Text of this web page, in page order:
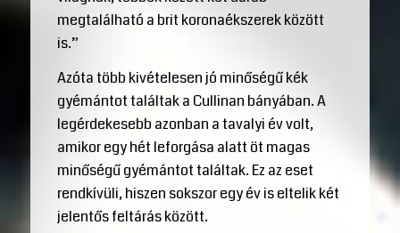
megtalálható a brit koronaékszerek között
is.”
Azóta több kivételesen jó minőségű kék
gyémántot találtak a Cullinan bányában. A
legérdekesebb azonban a tavalyi év volt,
amikor egy hét leforgása alatt öt magas
minőségű gyémántot találtak. Ez az eset
rendkívüli, hiszen sokszor egy év is eltelik két
jelentős feltárás között.